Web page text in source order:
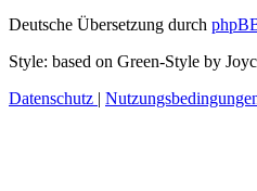
Deutsche Übersetzung durch
Style: based on Green-Style by
Datenschutz |